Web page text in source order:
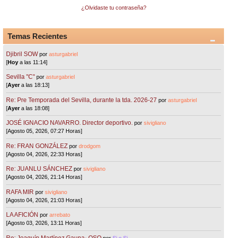
¿Olvidaste tu contraseña?
Temas Recientes
Djibril SOW porasturgabriel
[Hoy a las 11:14]
Sevilla "C"porasturgabriel
[Ayera las 18:13]
Re: Pre Temporada del Sevilla, durante la tda. 2026-27 porasturgabriel
[Ayera las 18:08]
JOSÉ IGNACIO NAVARRO. Director deportivo. porsivigliano
[Agosto 05, 2026, 07:27 Horas]
Re: FRAN GONZÁLEZ pordrodgom
[Agosto 04, 2026, 22:33 Horas]
Re: JUANLU SÁNCHEZ porsivigliano
[Agosto 04, 2026, 21:14 Horas]
RAFA MIR porsivigliano
[Agosto 04, 2026, 21:03 Horas]
LA AFICIÓN porarrebato
[Agosto 03, 2026, 13:11 Horas]